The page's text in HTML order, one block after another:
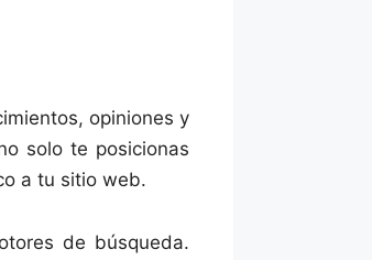
opiniones y
solo te posicionas
a tu sitio web.
de búsqueda.